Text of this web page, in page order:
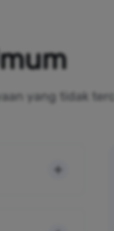
yang tidak